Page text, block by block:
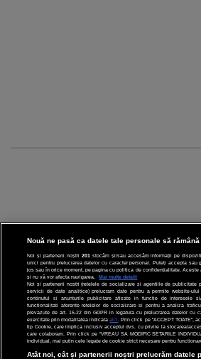
CINEMA
DIVERTISMENT
STIRI
TEHNOLOGIE
Nouă ne pasă ca datele tale personale să
Noi și partenerii noștri 201 stocăm și/sau accesăm informații pe
unici pentru prelucrarea datelor cu caracter personal. Puteți accepta
jos sau în orice moment, pe pagina cu politica de confidențialitate. Aceste
și nu vă vor afecta navigarea.
Mai multe detalii
Noi si partenerii nostri (retelele de socializare si agentiile de publicitate
servicii de date analitice) prelucram date pentru a permite website-
continutul si anunturile publicitare afisate in functie de interesele
functionalitati aferente retelelor de socializare si pentru a analiza
prevazute de art. 15-22 din GDPR in legatura cu prelucrarea datelor cu
exercitate prin modalitatea indicataaici . Prin click pe “ACCEPT TOATE”,
tip Cookie, care implica inclusiv acceptul dvs. cu privire la stocarea/
care colaboram. Prin click pe “VREAU SA MODIFIC SETARILE
individual, mai putin cele legate de cookie strict necesare pentru
Atât noi, cât și partenerii noștri prelucrăm datele